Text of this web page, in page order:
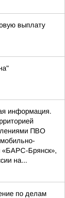
выплату
информация.
ПВО
«БАРС-Брянск»,
на...
по делам